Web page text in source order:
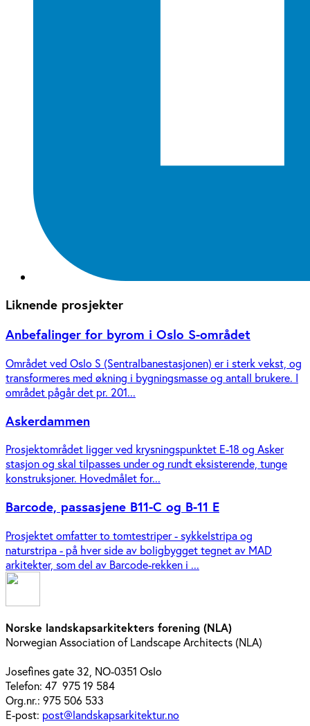
Liknende prosjekter
Anbefalinger for byrom i Oslo S-området
Området ved Oslo S (Sentralbanestasjonen) er i sterk vekst, og
transformeres med økning i bygningsmasse og antall brukere. I
området pågår det pr. 201...
Askerdammen
Prosjektområdet ligger ved krysningspunktet E-18 og Asker
stasjon og skal tilpasses under og rundt eksisterende, tunge
konstruksjoner. Hovedmålet for...
Barcode, passasjene B11-C og B-11 E
Prosjektet omfatter to tomtestriper - sykkelstripa og
naturstripa - på hver side av boligbygget tegnet av MAD
arkitekter, som del av Barcode-rekken i ...
Norske landskapsarkitekters forening (NLA)
Norwegian Association of Landscape Architects (NLA)
Josefines gate 32, NO-0351 Oslo
Telefon: 47 975 19 584
Org.nr.: 975 506 533
E-post: post@landskapsarkitektur.no